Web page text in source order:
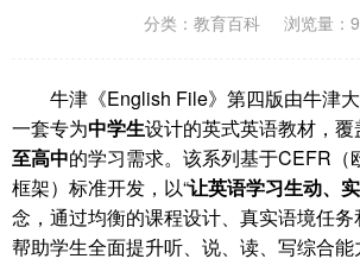
分类： 教育百科 浏览量：
牛津《English File》第四版由牛津
一套专为中学生设计的英式英语教材，覆
至高中的学习需求。该系列基于CEFR（
框架）标准开发，以“让英语学习生动、
念，通过均衡的课程设计、真实语境任务
帮助学生全面提升听、说、读、写综合